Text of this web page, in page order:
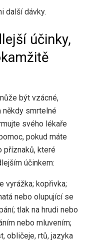
další dávky.
účinky,
být vzácné,
někdy smrtelné
svého lékaře
pokud máte
příznaků, které
účinkem:
vyrážka; kopřivka;
nebo olupující se
tlak na hrudi nebo
nebo mluvením;
obličeje, rtů, jazyka